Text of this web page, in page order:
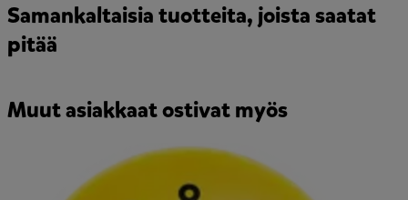
Samankaltaisia tuotteita, joista saatat
pitää
Muut asiakkaat ostivat myös